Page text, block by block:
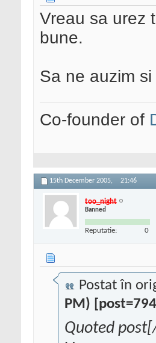
Vreau sa urez
bune.
Sa ne auzim
Co-founder of
15th December 2005, 21:46
too_night
Banned
Reputatie: 0
Postat în
PM)
Quoted